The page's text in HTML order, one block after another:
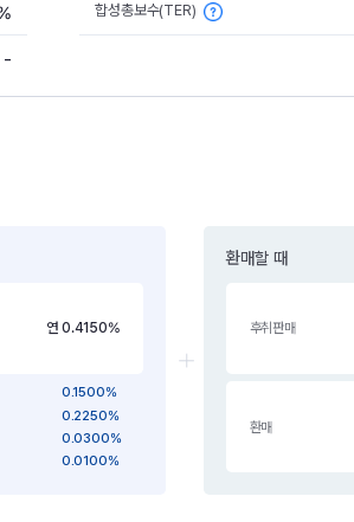
합성총보수(TER)
-
연 0.4150%
0.1500%
0.2250%
0.0300%
0.0100%
환매할 때
후취판매
환매